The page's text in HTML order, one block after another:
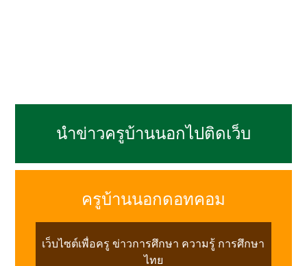
นำข่าวครูบ้านนอกไปติดเว็บ
ครูบ้านนอกดอทคอม
เว็บไซต์เพื่อครู ข่าวการศึกษา ความรู้ การศึกษา
ไทย